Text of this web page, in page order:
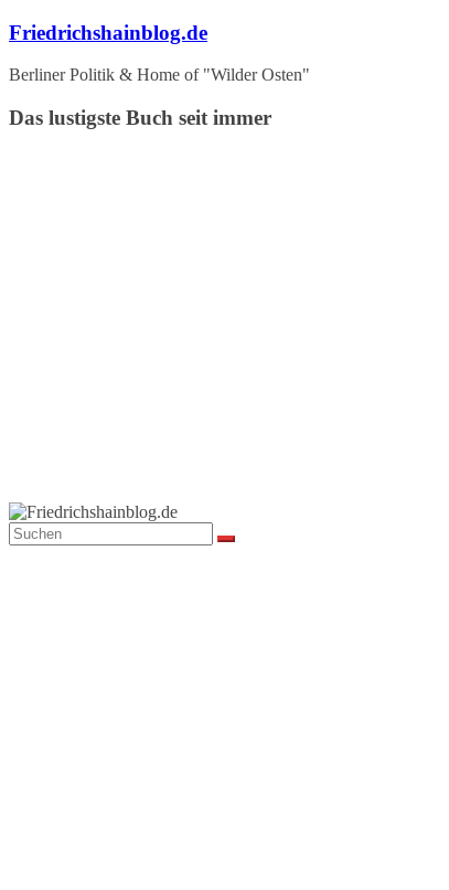
Zum
springen
Friedrichshainblog.de
Berliner Politik & Home of "Wilder Osten"
Das lustigste Buch seit immer